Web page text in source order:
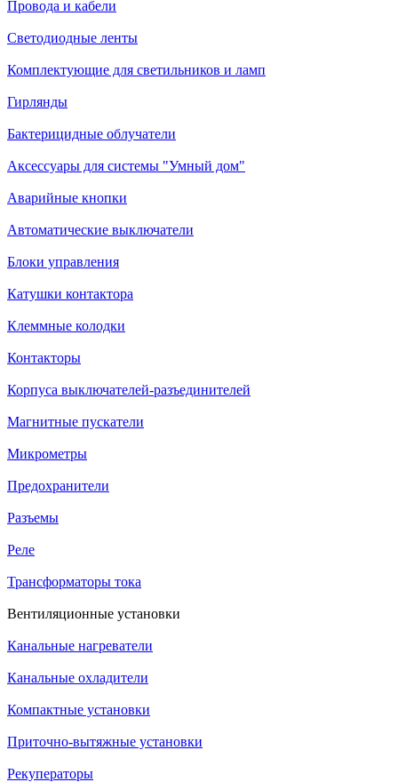
Провода и кабели
Светодиодные ленты
Комплектующие для светильников и ламп
Гирлянды
Бактерицидные облучатели
Аксессуары для системы "Умный дом"
Аварийные кнопки
Автоматические выключатели
Блоки управления
Катушки контактора
Клеммные колодки
Контакторы
Корпуса выключателей-разъединителей
Магнитные пускатели
Микрометры
Предохранители
Разъемы
Реле
Трансформаторы тока
Вентиляционные установки
Канальные нагреватели
Канальные охладители
Компактные установки
Приточно-вытяжные установки
Рекуператоры